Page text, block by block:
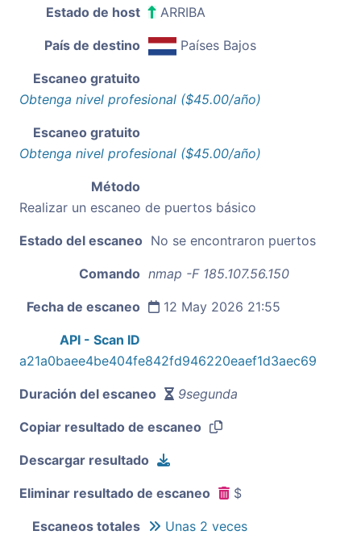
Estado de host ARRIBA
País de destino Países Bajos
Escaneo gratuito
Obtenga nivel profesional ($45.00/año)
Escaneo gratuito
Obtenga nivel profesional ($45.00/año)
Método
Realizar un escaneo de puertos básico
Estado del escaneo No se encontraron puertos
Comando nmap -F 185.107.56.150
Fecha de escaneo 12 May 2026 21:55
API - Scan ID
a21a0baee4be404fe842fd946220eaef1d3aec69
Duración del escaneo 9segunda
Copiar resultado de escaneo
Descargar resultado
Eliminar resultado de escaneo $
Escaneos totales Unas 2 veces